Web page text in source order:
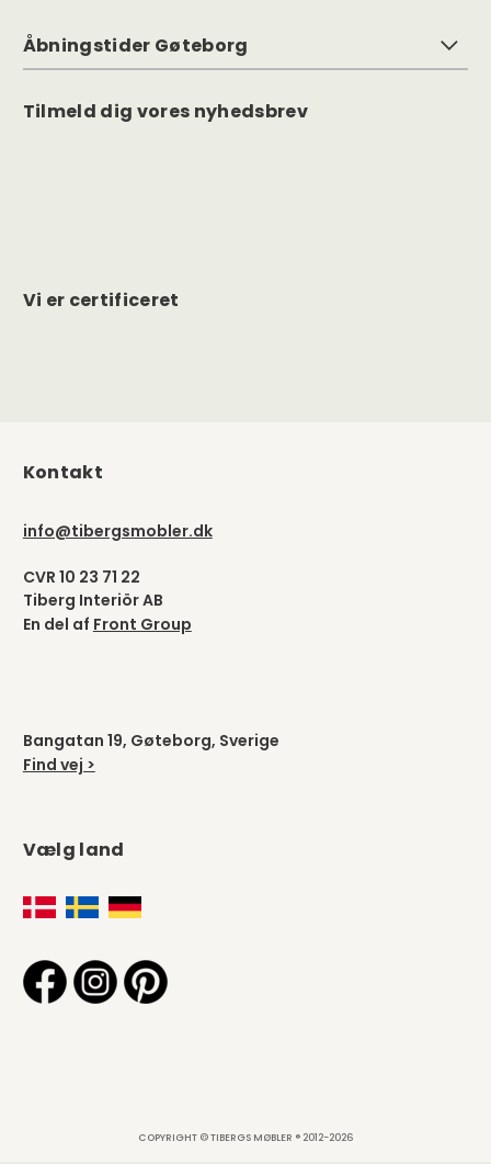
Åbningstider Gøteborg
Tilmeld dig vores nyhedsbrev
Vi er certificeret
Kontakt
info@tibergsmobler.dk
CVR 10 23 71 22
Tiberg Interiör AB
En del af Front Group
Bangatan 19, Gøteborg, Sverige
Find vej >
Vælg land
COPYRIGHT © TIBERGS MØBLER ® 2012-2026